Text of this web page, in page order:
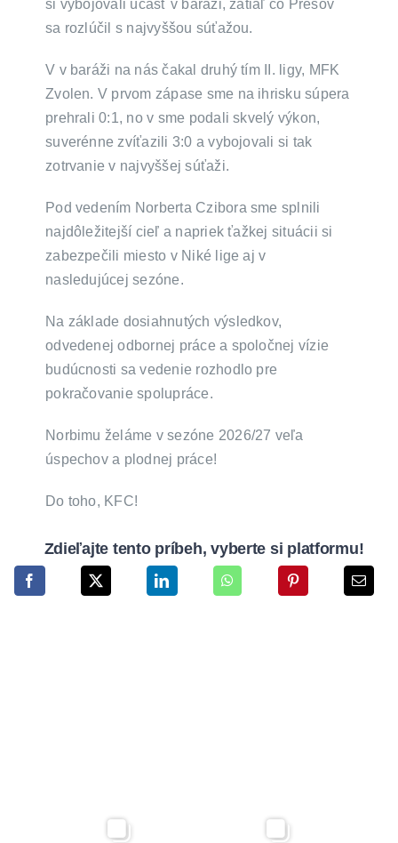
si vybojovali účasť v baráži, zatiaľ čo Prešov
sa rozlúčil s najvyššou súťažou.
V v baráži na nás čakal druhý tím II. ligy, MFK
Zvolen. V prvom zápase sme na ihrisku súpera
prehrali 0:1, no v sme podali skvelý výkon,
suverénne zvíťazili 3:0 a vybojovali si tak
zotrvanie v najvyššej súťaži.
Pod vedením Norberta Czibora sme splnili
najdôležitejší cieľ a napriek ťažkej situácii si
zabezpečili miesto v Niké lige aj v
nasledujúcej sezóne.
Na základe dosiahnutých výsledkov,
odvedenej odbornej práce a spoločnej vízie
budúcnosti sa vedenie rozhodlo pre
pokračovanie spolupráce.
Norbimu želáme v sezóne 2026/27 veľa
úspechov a plodnej práce!
Do toho, KFC!
Zdieľajte tento príbeh, vyberte si platformu!